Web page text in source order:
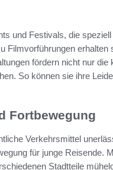
und Festivals, die
Filmvorführungen erhalten
fördern nicht nur die
So können sie ihre
Fortbewegung
Verkehrsmittel
für junge Reisende.
Stadtteile